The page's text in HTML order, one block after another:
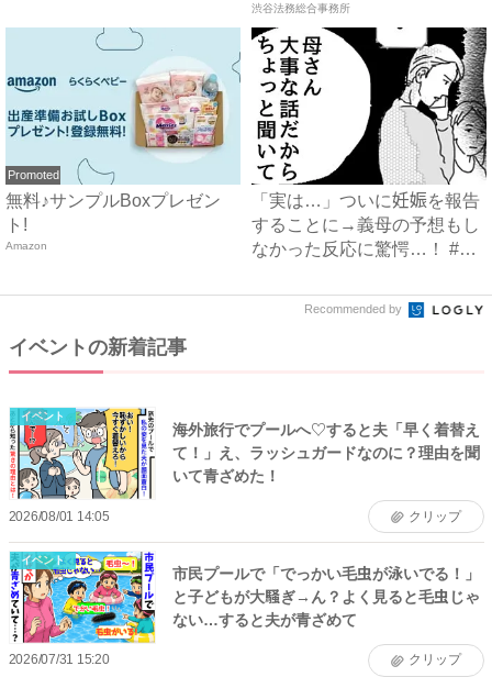
渋谷法務総合事務所
Promoted
無料♪サンプルBoxプレゼン
ト!
Amazon
「実は…」ついに妊娠を報告
することに→義母の予想もし
なかった反応に驚愕…！ #
Recommended by
イベントの新着記事
イベント
海外旅行でプールへ♡すると夫「早く着替え
て！」え、ラッシュガードなのに？理由を聞
いて青ざめた！
2026/08/01 14:05 クリップ
イベント
市民プールで「でっかい毛虫が泳いでる！」
と子どもが大騒ぎ→ん？よく見ると毛虫じゃ
ない…すると夫が青ざめて
2026/07/31 15:20 クリップ